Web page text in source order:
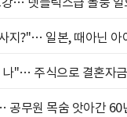
지?"… 일본, 때아닌 아
나"… 주식으로 결혼자
공무원 목숨 앗아간 60